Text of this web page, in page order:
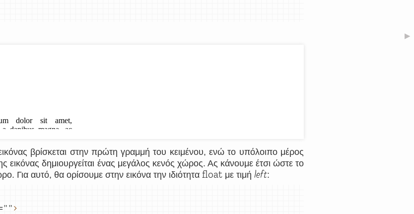
▶
βρίσκεται στην πρώτη γραμμή του κειμένου, ενώ το υπόλοιπο μέρος
εικόνας δημιουργείται ένας μεγάλος κενός χώρος. Ας κάνουμε έτσι ώστε το
Για αυτό, θα ορίσουμε στην εικόνα την ιδιότητα float με τιμή left:
" " >